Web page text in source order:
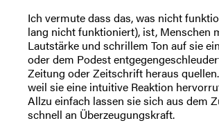
Ich vermute dass das, was nicht
lang nicht funktioniert), ist, Menschen
Lautstärke und schrillem Ton auf sie
oder dem Podest
Zeitung oder Zeitschrift heraus
weil sie eine intuitive Reaktion
Allzu einfach lassen sie sich aus dem
schnell an Überzeugungskraft.